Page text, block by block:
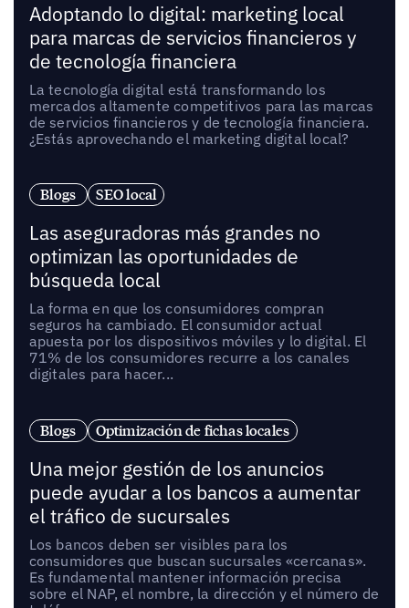
Adoptando lo digital: marketing local
para marcas de servicios financieros y
de tecnología financiera
La tecnología digital está transformando los
mercados altamente competitivos para las marcas
de servicios financieros y de tecnología financiera.
¿Estás aprovechando el marketing digital local?
Blogs SEO local
Las aseguradoras más grandes no
optimizan las oportunidades de
búsqueda local
La forma en que los consumidores compran
seguros ha cambiado. El consumidor actual
apuesta por los dispositivos móviles y lo digital. El
71% de los consumidores recurre a los canales
digitales para hacer...
Blogs Optimización de fichas locales
Una mejor gestión de los anuncios
puede ayudar a los bancos a aumentar
el tráfico de sucursales
Los bancos deben ser visibles para los
consumidores que buscan sucursales «cercanas».
Es fundamental mantener información precisa
sobre el NAP, el nombre, la dirección y el número de